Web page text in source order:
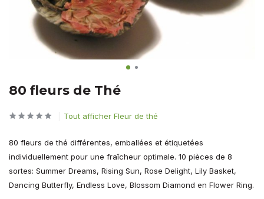
80 fleurs de Thé
Tout afficher Fleur de thé
80 fleurs de thé différentes, emballées et étiquetées
individuellement pour une fraîcheur optimale. 10 pièces de 8
sortes: Summer Dreams, Rising Sun, Rose Delight, Lily Basket,
Dancing Butterfly, Endless Love, Blossom Diamond en Flower Ring.